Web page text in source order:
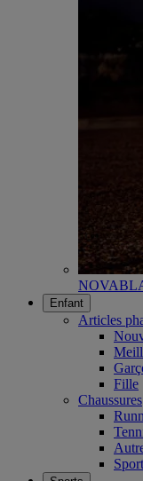
Enfant
Articles
Fille
Chaussures